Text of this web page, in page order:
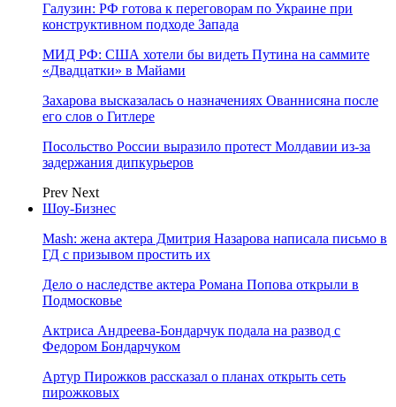
Галузин: РФ готова к переговорам по Украине при
конструктивном подходе Запада
МИД РФ: США хотели бы видеть Путина на саммите
«Двадцатки» в Майами
Захарова высказалась о назначениях Ованнисяна после
его слов о Гитлере
Посольство России выразило протест Молдавии из-за
задержания дипкурьеров
Prev Next
Шоу-Бизнес
Mash: жена актера Дмитрия Назарова написала письмо в
ГД с призывом простить их
Дело о наследстве актера Романа Попова открыли в
Подмосковье
Актриса Андреева-Бондарчук подала на развод с
Федором Бондарчуком
Артур Пирожков рассказал о планах открыть сеть
пирожковых